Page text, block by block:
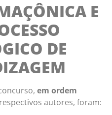
E
DE
em ordem
autores, foram: